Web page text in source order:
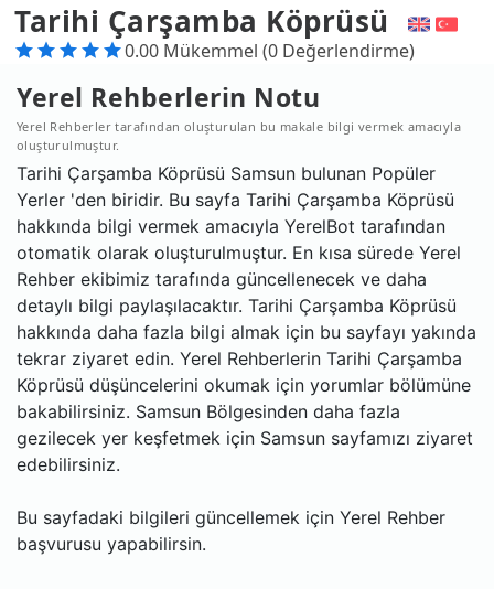
Tarihi Çarşamba Köprüsü
0.00 Mükemmel (0 Değerlendirme)
Yerel Rehberlerin Notu
Yerel Rehberler tarafından oluşturulan bu makale bilgi vermek amacıyla
oluşturulmuştur.
Tarihi Çarşamba Köprüsü Samsun bulunan Popüler
Yerler 'den biridir. Bu sayfa Tarihi Çarşamba Köprüsü
hakkında bilgi vermek amacıyla YerelBot tarafından
otomatik olarak oluşturulmuştur. En kısa sürede Yerel
Rehber ekibimiz tarafında güncellenecek ve daha
detaylı bilgi paylaşılacaktır. Tarihi Çarşamba Köprüsü
hakkında daha fazla bilgi almak için bu sayfayı yakında
tekrar ziyaret edin. Yerel Rehberlerin Tarihi Çarşamba
Köprüsü düşüncelerini okumak için yorumlar bölümüne
bakabilirsiniz. Samsun Bölgesinden daha fazla
gezilecek yer keşfetmek için Samsun sayfamızı ziyaret
edebilirsiniz.
Bu sayfadaki bilgileri güncellemek için Yerel Rehber
başvurusu yapabilirsin.